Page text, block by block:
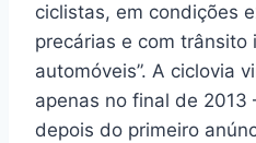
ciclistas, em condições
precárias e com trânsito
automóveis”. A ciclovia
apenas no final de 2013
depois do primeiro